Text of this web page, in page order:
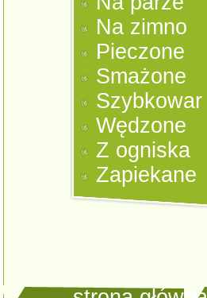
Na zimno
Pieczone
Smażone
Szybkowar
Wędzone
Z ogniska
Zapiekane